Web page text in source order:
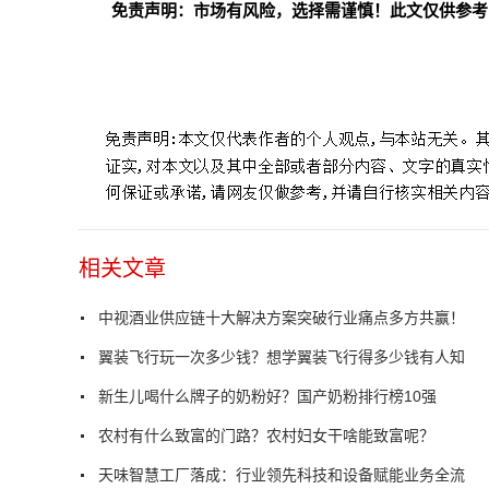
免责声明：市场有风险，选择需谨慎！此文仅供参
相关文章
中视酒业供应链十大解决方案突破行业痛点多方共赢！
翼装飞行玩一次多少钱？想学翼装飞行得多少钱有人知
新生儿喝什么牌子的奶粉好？国产奶粉排行榜10强
农村有什么致富的门路？农村妇女干啥能致富呢？
天味智慧工厂落成：行业领先科技和设备赋能业务全流